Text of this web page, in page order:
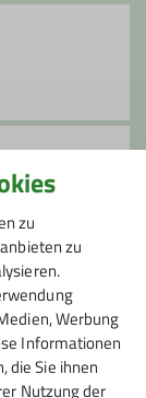
zu
zu
Werbung
Informationen
die Sie ihnen
Nutzung der